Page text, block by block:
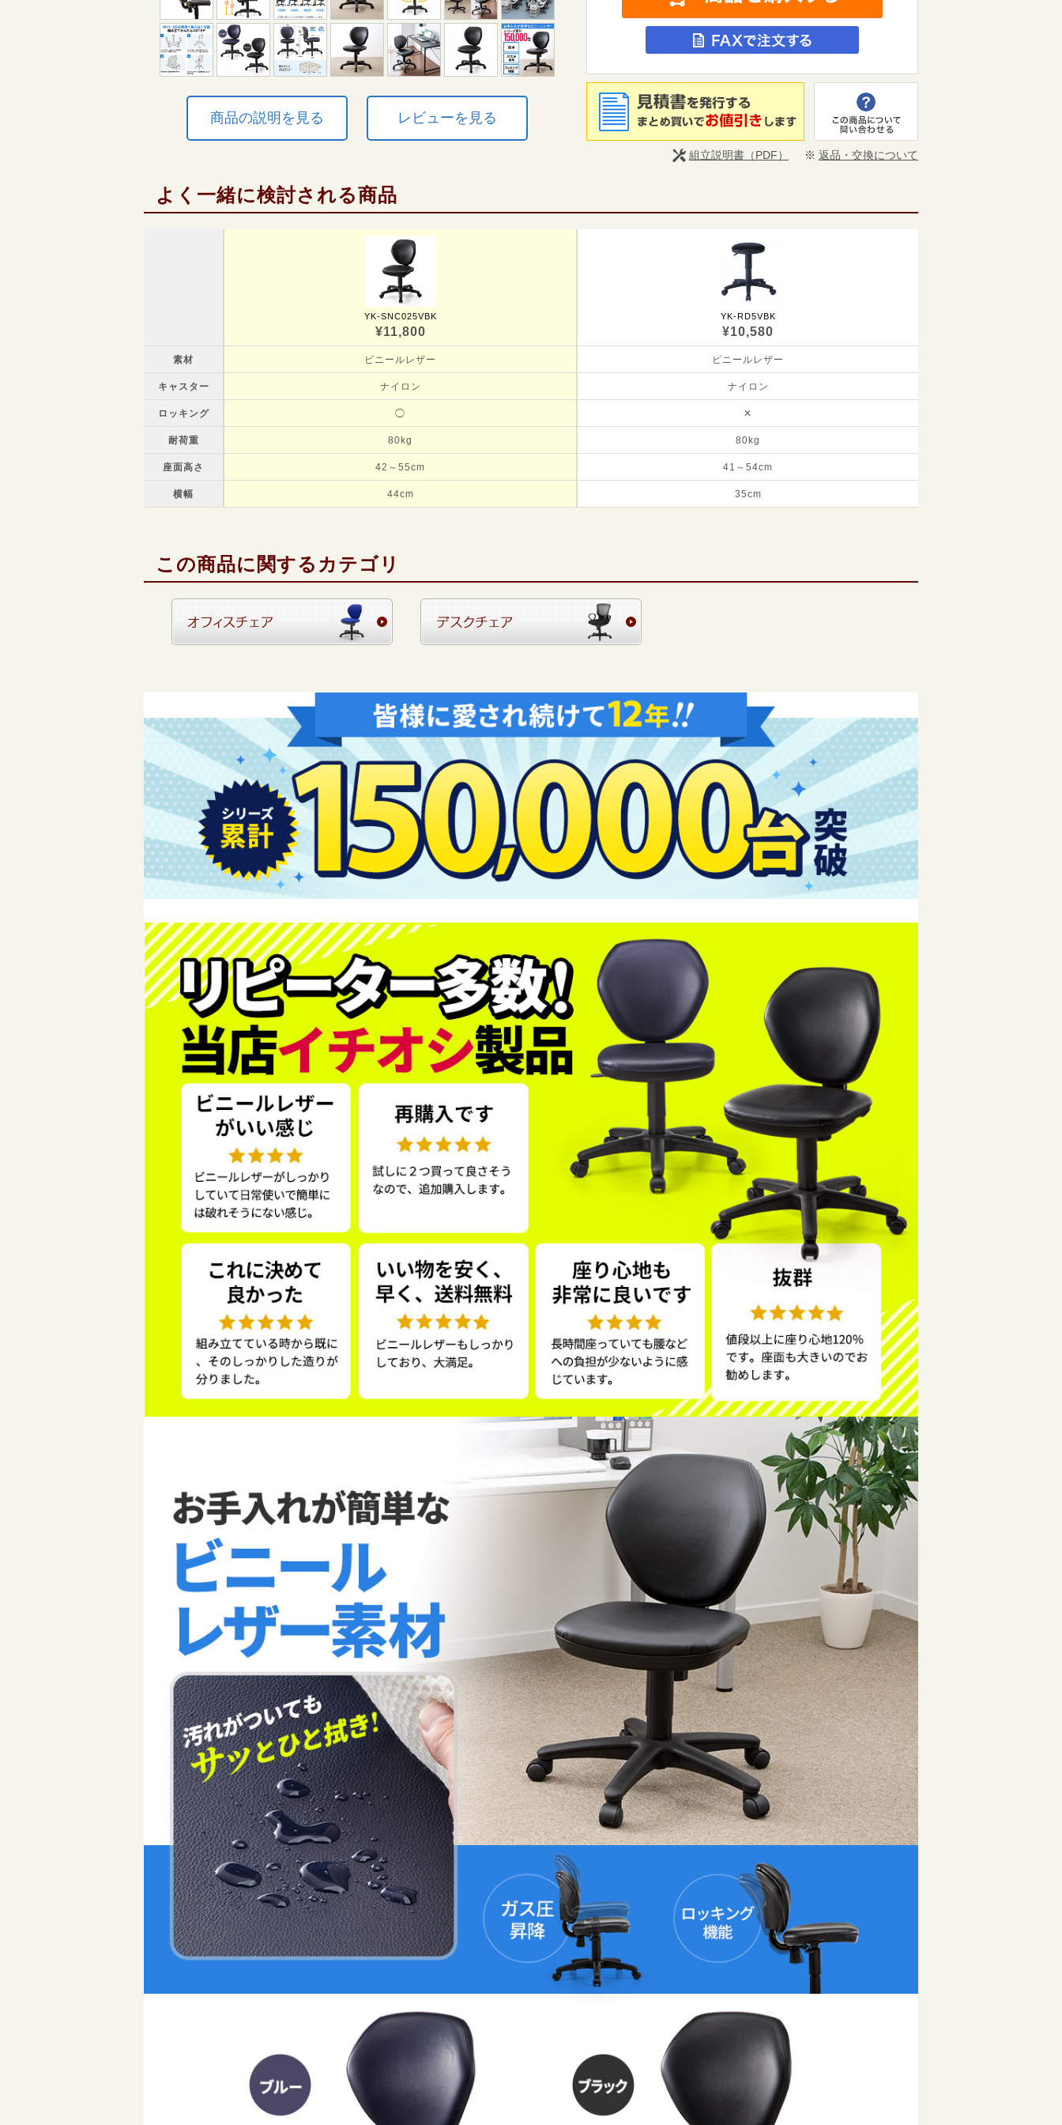
商品の説明を見る レビューを見る
組立説明書（PDF） ※ 返品・交換について
よく一緒に検討される商品
素材
キャスター
ロッキング
耐荷重
座面高さ
横幅
YK-SNC025VBK
¥11,800
ビニールレザー
ナイロン
◯
80kg
42～55cm
44cm
YK-RD5VBK
¥10,580
ビニールレザー
ナイロン
✕
80kg
41～54cm
35cm
この商品に関するカテゴリ